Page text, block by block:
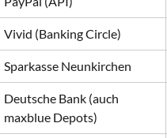
Vivid (Banking Circle)
Sparkasse Neunkirchen
Deutsche Bank (auch
maxblue Depots)